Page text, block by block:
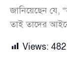
জানিয়েছেন যে,
তাই তাদের
Views: 482